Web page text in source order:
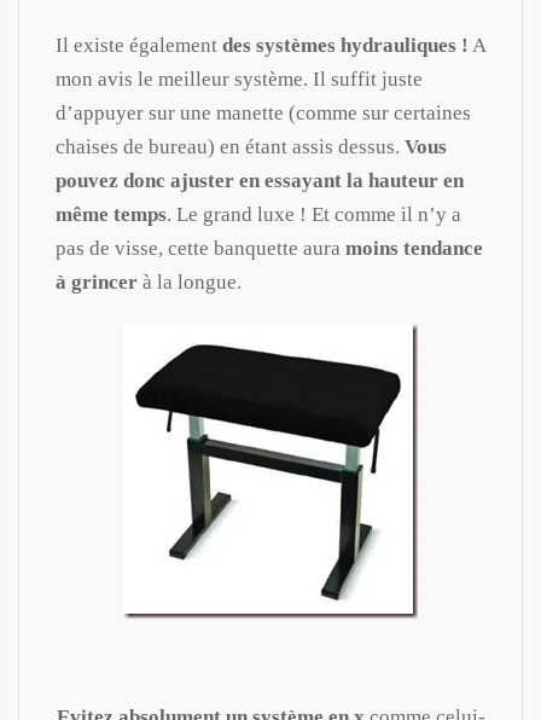
Il existe également des systèmes hydrauliques ! A
mon avis le meilleur système. Il suffit juste
d’appuyer sur une manette (comme sur certaines
chaises de bureau) en étant assis dessus. Vous
pouvez donc ajuster en essayant la hauteur en
même temps. Le grand luxe ! Et comme il n’y a
pas de visse, cette banquette aura moins tendance
à grincer à la longue.